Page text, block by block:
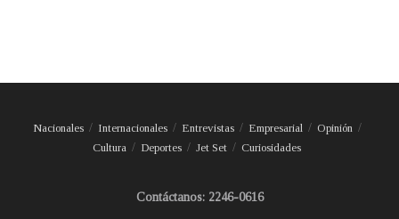
Nacionales Internacionales Entrevistas Empresarial
Opinión
Cultura
Deportes Jet Set Curiosidades
Contáctanos: 2246-0616